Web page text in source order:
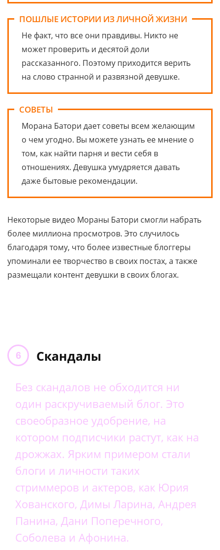
ПОШЛЫЕ ИСТОРИИ ИЗ ЛИЧНОЙ ЖИЗНИ
Не факт, что все они правдивы. Никто не
может проверить и десятой доли
рассказанного. Поэтому приходится верить
на слово странной и развязной девушке.
СОВЕТЫ
Морана Батори дает советы всем желающим
о чем угодно. Вы можете узнать ее мнение о
том, как найти парня и вести себя в
отношениях. Девушка умудряется давать
даже бытовые рекомендации.
Некоторые видео Мораны Батори смогли набрать
более миллиона просмотров. Это случилось
благодаря тому, что более известные блоггеры
упоминали ее творчество в своих постах, а также
размещали контент девушки в своих блогах.
Скандалы
Без скандалов не обходится ни
один раскручиваемый блог. Это
своеобразное удобрение, на
котором подписчики растут, как на
дрожжах. Ярким примером стали
блоги и личности таких
стриммеров и актеров, как Юрия
Хованского, Димы Ларина, Андрея
Панина, Дани Поперечного,
Соболева и Афонина.